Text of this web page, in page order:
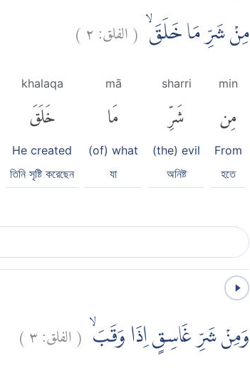
مِنْ شَرِّ مَا خَلَقَۙ (الفلق:٢)
min
مِن
From
হতে
sharri
شَرِّ
(the) evil
অনিষ্ট
mā
مَا
(of) what
যা
khalaqa
خَلَقَ
He created
তিনি সৃষ্টি করেছেন
وَمِنْ شَرِّ غَاسِقٍ اِذَا وَقَبَۙ (الفلق:٣)